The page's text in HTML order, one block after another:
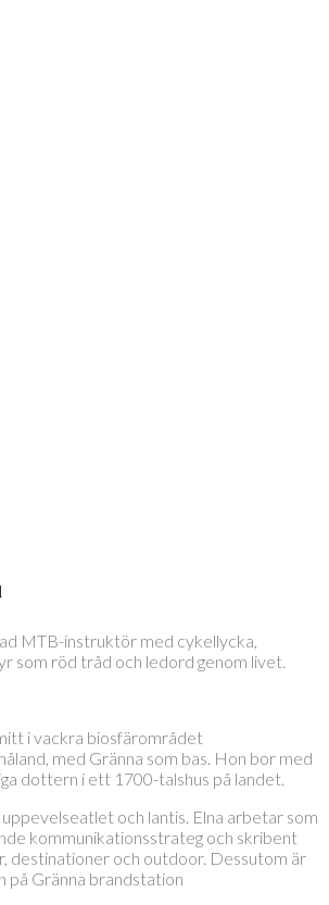
MTB-instruktör med cykellycka,
som röd tråd och ledord genom livet.
i vackra biosfärområdet
med Gränna som bas. Hon bor med
dottern i ett 1700-talshus på landet.
och lantis. Elna arbetar som
kommunikationsstrateg och skribent
destinationer och outdoor. Dessutom är
på Gränna brandstation